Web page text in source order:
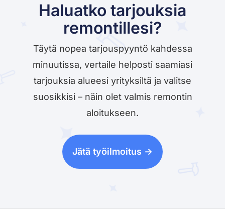
Haluatko tarjouksia
remontillesi?
Täytä nopea tarjouspyyntö kahdessa
minuutissa, vertaile helposti saamiasi
tarjouksia alueesi yrityksiltä ja valitse
suosikkisi – näin olet valmis remontin
aloitukseen.
Jätä työilmoitus ->